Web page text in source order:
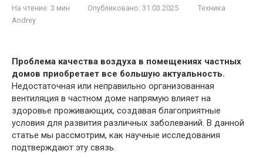
На чтение: 3 мин Опубликовано: 31.03.2025
Техника
Andrey
Проблема качества воздуха в помещениях частных
домов приобретает все большую актуальность.
Недостаточная или неправильно организованная
вентиляция в частном доме напрямую влияет на
здоровье проживающих, создавая благоприятные
условия для развития различных заболеваний. В данной
статье мы рассмотрим, как научные исследования
подтверждают эту связь.